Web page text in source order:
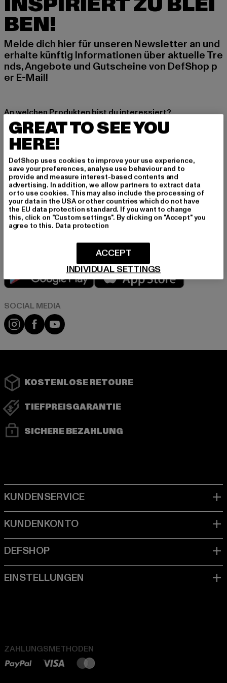
BEN!
Melde dich hier für unseren Newsletter an und
erhalte künftig Informationen über aktuelle Tre
nds, Angebote und Gutscheine von DefShop p
er E-Mail!
An welchen Produkten bist du interessiert?
MÄNNER
FRAUEN
E-MAIL
ANMELDEN
Informationen dazu, wie DefShop mit Deinen Daten umgeht, findest Du
in unserer Datenschutzerklärung. Du kannst Dich jederzeit kostenfei
abmelden.Datenschutzerklärung lesen.
Play market
Instagram
FacebookYouTube
KOSTENLOSE RETOURE
TIEFPREISGARANTIE
SICHERE BEZAHLUNG
ZAHLUNGSMETHODEN
GREAT TO SEE YOU
HERE!
DefShop uses cookies to improve your use experience,
save your preferences, analyse use behaviour and to
provide and measure interest-based contents and
advertising. In addition, we allow partners to extract data
or to use cookies. This may also include the processing of
your data in the USA or other countries which do not have
the EU data protection standard. If you want to change
this, click on "Custom settings". By clicking on "Accept" you
agree to this. Data protection
INDIVIDUAL SETTINGS
ACCEPT